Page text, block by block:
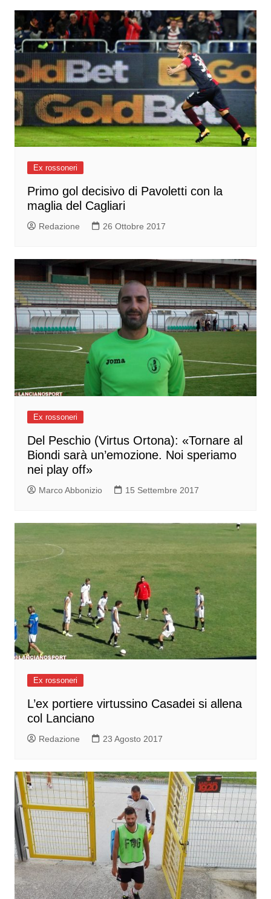
Ex rossoneri
Primo gol decisivo di Pavoletti con la
maglia del Cagliari
Redazione 26 Ottobre 2017
Ex rossoneri
Del Peschio (Virtus Ortona): «Tornare al
Biondi sarà un’emozione. Noi speriamo
nei play off»
Marco Abbonizio 15 Settembre 2017
Ex rossoneri
L’ex portiere virtussino Casadei si allena
col Lanciano
Redazione 23 Agosto 2017